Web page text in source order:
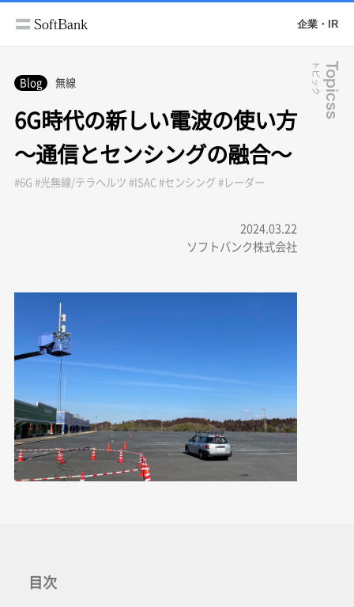
企業・IR
Blog 無線
6G時代の新しい電波の使い方
～通信とセンシングの融合～
#6G #光無線/テラヘルツ #ISAC #センシング #レーダー
2024.03.22
ソフトバンク株式会社
Topicss
トピック
目次